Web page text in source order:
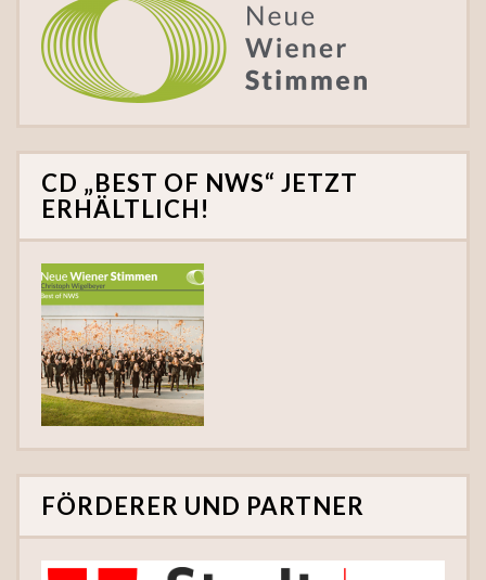
CD „BEST OF NWS“ JETZT
ERHÄLTLICH!
FÖRDERER UND PARTNER